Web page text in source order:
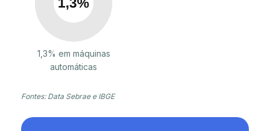
1,3% em máquinas
automáticas
Fontes: Data Sebrae e IBGE